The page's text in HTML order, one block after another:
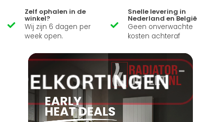
Zelf ophalen in de
winkel?
Wij zijn 6 dagen per
week open.
Snelle levering in
Nederland en België
Geen onverwachte
kosten achteraf